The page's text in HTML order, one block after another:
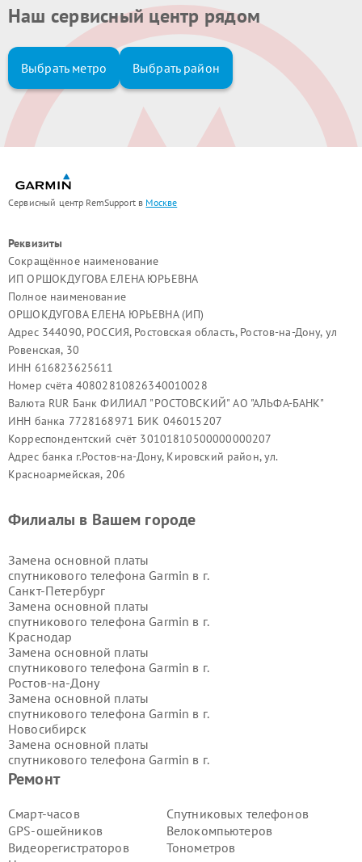
Наш сервисный центр рядом
Выбрать метро Выбрать район
Сервисный центр RemSupport в Москве
Реквизиты
Сокращённое наименование
ИП ОРШОКДУГОВА ЕЛЕНА ЮРЬЕВНА
Полное наименование
ОРШОКДУГОВА ЕЛЕНА ЮРЬЕВНА (ИП)
Адрес 344090, РОССИЯ, Ростовская область, Ростов-на-Дону, ул
Ровенская, 30
ИНН 616823625611
Номер счёта 40802810826340010028
Валюта RUR Банк ФИЛИАЛ "РОСТОВСКИЙ" АО "АЛЬФА-БАНК"
ИНН банка 7728168971 БИК 046015207
Корреспондентский счёт 30101810500000000207
Адрес банка г.Ростов-на-Дону, Кировский район, ул.
Красноармейская, 206
Ремонт
Смарт-часов
GPS-ошейников
Видеорегистраторов
Спутниковых телефонов
Велокомпьютеров
Тонометров
Филиалы в Вашем городе
Замена основной платы
спутникового телефона Garmin в г.
Санкт-Петербург
Замена основной платы
спутникового телефона Garmin в г.
Краснодар
Замена основной платы
спутникового телефона Garmin в г.
Ростов-на-Дону
Замена основной платы
спутникового телефона Garmin в г.
Новосибирск
Замена основной платы
спутникового телефона Garmin в г.
Екатеринбург
Замена основной платы
Казань
Замена основной платы
спутникового телефона Garmin в г.